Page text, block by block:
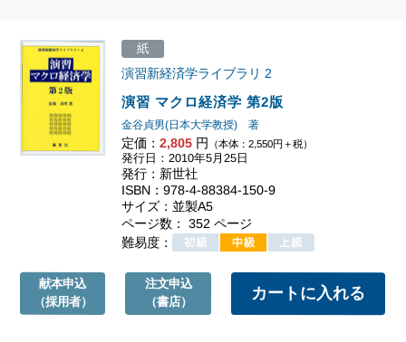
演習 マクロ経済学 第2版
演習新経済学ライブラリ 2
金谷貞男(日本大学教授) 著
定価：2,805 円 （本体：2,550円＋税）
紙
発行日：2010年5月25日
発行：新世社
ISBN：978-4-88384-150-9
サイズ：並製A5
ページ数： 352 ページ
難易度：
献本申込
（採用者）
注文申込
（書店）